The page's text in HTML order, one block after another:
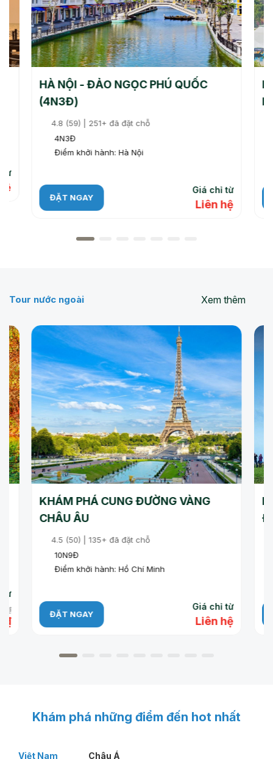
từ
HÀ NỘI - ĐẢO NGỌC PHÚ QUỐC
(4N3Đ)
4.8 (59) | 251+ đã đặt chỗ
4N3Đ
Điểm khởi hành: Hà Nội
Giá chỉ từ
Liên hệ
ĐẶT NGAY
Tour nước ngoài Xem thêm
từ
₫
₫
KHÁM PHÁ CUNG ĐƯỜNG VÀNG
CHÂU ÂU
4.5 (50) | 135+ đã đặt chỗ
10N9Đ
Điểm khởi hành: Hồ Chí Minh
Giá chỉ từ
Liên hệ
ĐẶT NGAY
Khám phá những điểm đến hot nhất
Việt Nam Châu Á